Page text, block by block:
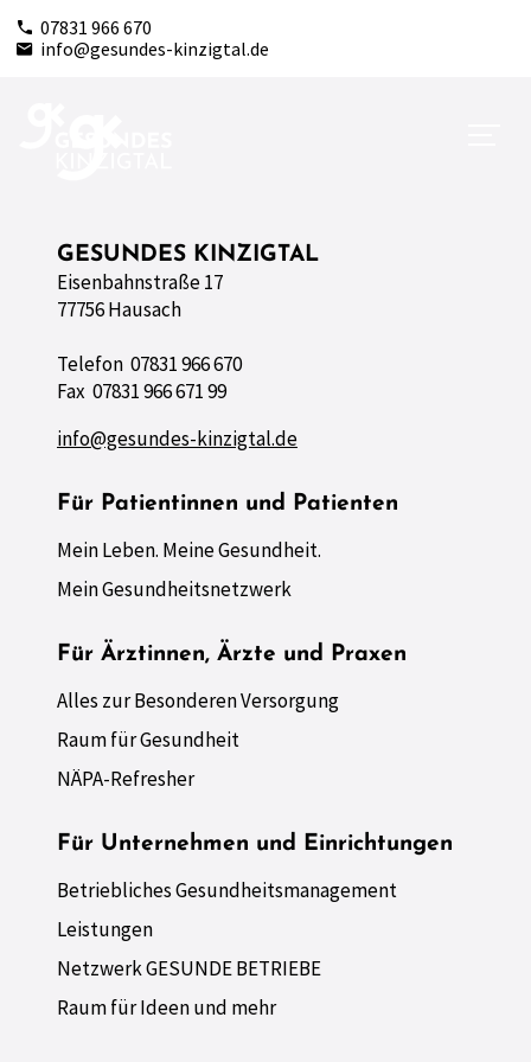
07831 966 670
info@gesundes-kinzigtal.de
GESUNDES KINZIGTAL
Eisenbahnstraße 17
77756 Hausach
Telefon 07831 966 670
Fax 07831 966 671 99
info@gesundes-kinzigtal.de
Für Patientinnen und Patienten
Mein Leben. Meine Gesundheit.
Mein Gesundheitsnetzwerk
Für Ärztinnen, Ärzte und Praxen
Alles zur Besonderen Versorgung
Raum für Gesundheit
NÄPA-Refresher
Für Unternehmen und Einrichtungen
Betriebliches Gesundheitsmanagement
Leistungen
Netzwerk GESUNDE BETRIEBE
Raum für Ideen und mehr